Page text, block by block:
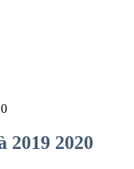
2019 2020